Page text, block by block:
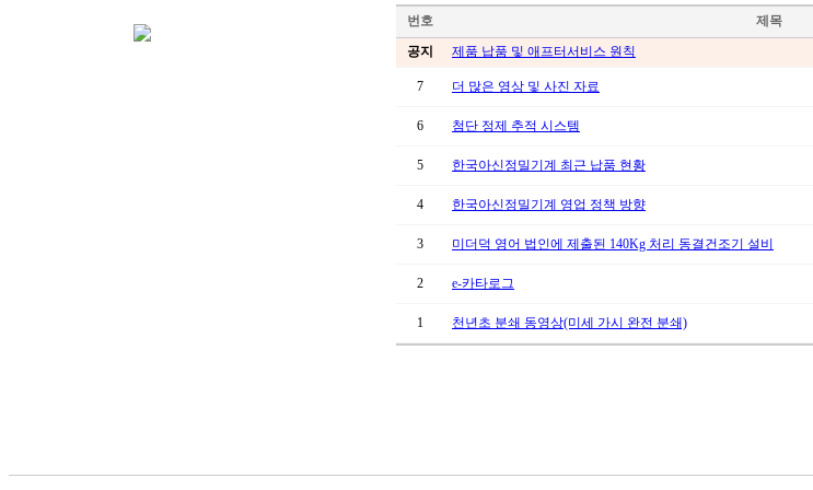
번호 제목
공지
제품 납품 및 애프터서비스 원칙
7 더 많은 영상 및 사진 자료
6 첨단 정제 추적 시스템
5 한국아신정밀기계 최근 납품 현황
4 한국아신정밀기계 영업 정책 방향
3 미더덕 영어 법인에 제출된 140Kg 처리 동결건조기 설비
2 e-카타로그
1 천년초 분쇄 동영상(미세 가시 완전 분쇄)